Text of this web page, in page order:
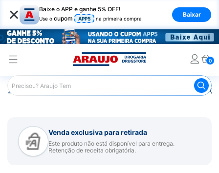
× Baixe o APP e ganhe 5% OFF!
Use o cupom APP5 na primeira compra
Baixar
0
Araujo Medicamentos Remédios para Alergias e
Venda exclusiva para retirada
Este produto não está disponível para entrega.
Retenção de receita obrigatória.